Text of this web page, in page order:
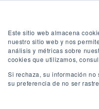
Este sitio web almacena
nuestro sitio web y nos
análisis y métricas sobre
cookies que utilizamos,
Si rechaza, su información
su preferencia de no ser
ES
Destinos